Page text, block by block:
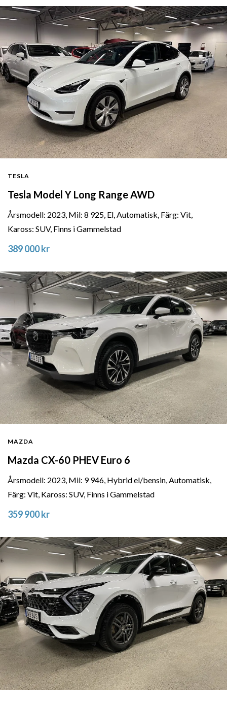
TESLA
Tesla Model Y Long Range AWD
Årsmodell: 2023, Mil: 8 925, El, Automatisk, Färg: Vit,
Kaross: SUV, Finns i Gammelstad
389 000 kr
MAZDA
Mazda CX-60 PHEV Euro 6
Årsmodell: 2023, Mil: 9 946, Hybrid el/bensin, Automatisk,
Färg: Vit, Kaross: SUV, Finns i Gammelstad
359 900 kr